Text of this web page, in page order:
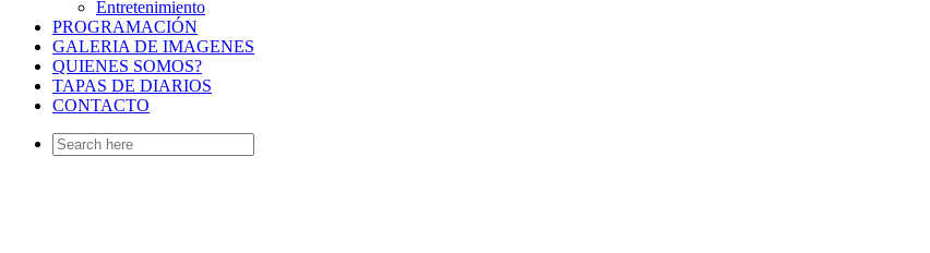
Entretenimiento
PROGRAMACIÓN
GALERIA DE IMAGENES
QUIENES SOMOS?
TAPAS DE DIARIOS
CONTACTO
Search
for: